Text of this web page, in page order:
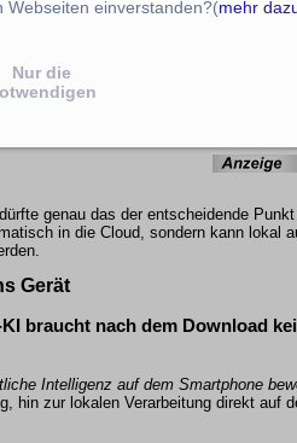
genau das der entscheidende Punkt
in die Cloud, sondern kann lokal
Gerät
braucht nach dem Download
Intelligenz auf dem Smartphone
hin zur lokalen Verarbeitung direkt auf
Webseiten einverstanden?(mehr
Nur die